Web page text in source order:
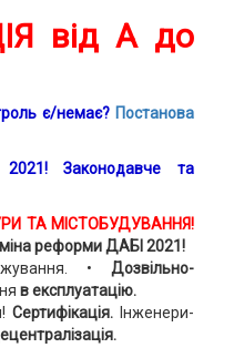
від А до
є/немає? Постанова
Законодавче та
ТА МІСТОБУДУВАННЯ!
реформи ДАБІ 2021!
•Дозвільно-
в експлуатацію.
Сертифікація. Інженери-